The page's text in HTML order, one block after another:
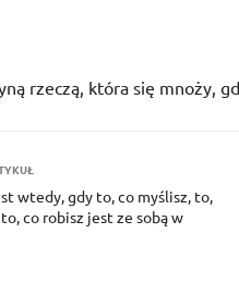
rzeczą, która się mnoży,
wtedy, gdy to, co myślisz, to,
co robisz jest ze sobą w